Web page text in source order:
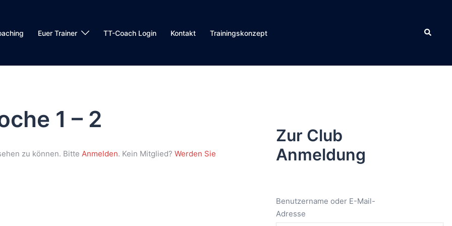
Euer Trainer TT-Coach Login Kontakt Trainingskonzept Suche
1 – 2
zu können. Bitte Anmelden. Kein Mitglied? Werden Sie
Zur Club
Anmeldung
Benutzername oder E-Mail-
Adresse